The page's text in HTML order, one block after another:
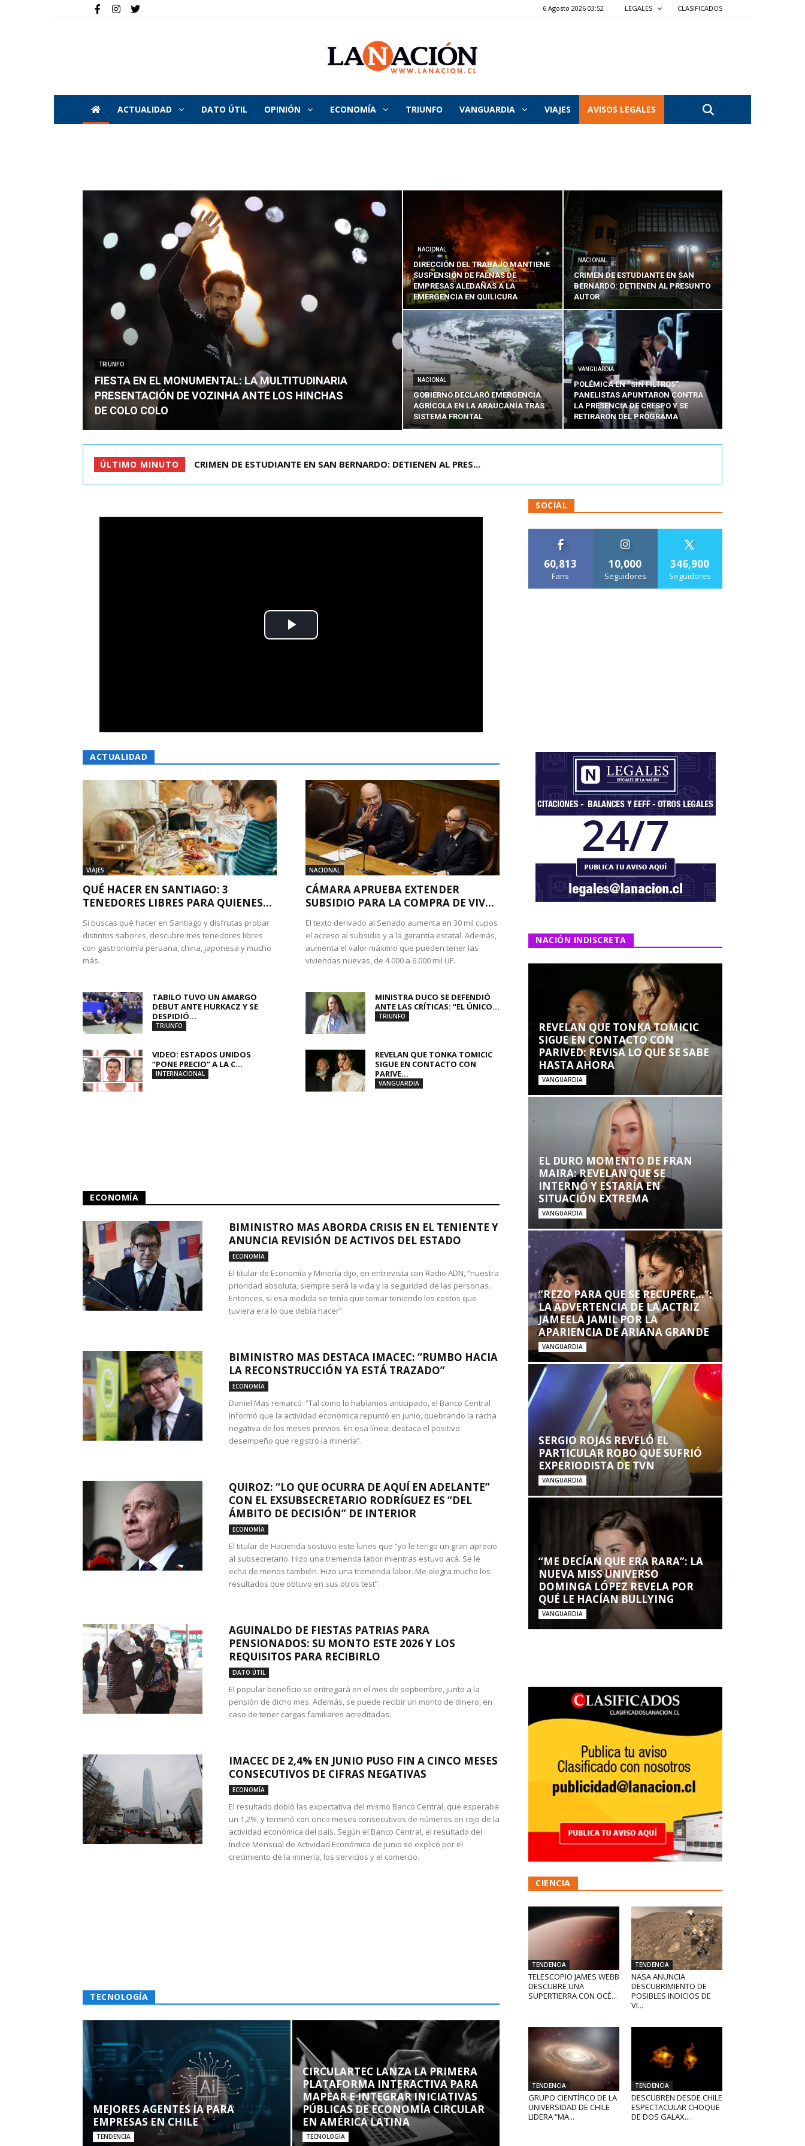
6 Agosto 2026 03:52 LEGALES CLASIFICADOS
La
Nación
ACTUALIDAD DATO ÚTIL OPINIÓN ECONOMÍA TRIUNFO VANGUARDIA VIAJES AVISOS LEGALES
TRIUNFO
FIESTA EN EL MONUMENTAL: LA MULTITUDINARIA
PRESENTACIÓN DE VOZINHA ANTE LOS HINCHAS
DE COLO COLO
NACIONAL
DIRECCIÓN DEL TRABAJO MANTIENE
SUSPENSIÓN DE FAENAS DE
EMPRESAS ALEDAÑAS A LA
EMERGENCIA EN QUILICURA
NACIONAL
CRIMEN DE ESTUDIANTE EN SAN
BERNARDO: DETIENEN AL PRESUNTO
AUTOR
NACIONAL
GOBIERNO DECLARÓ EMERGENCIA
AGRÍCOLA EN LA ARAUCANÍA TRAS
SISTEMA FRONTAL
VANGUARDIA
POLÉMICA EN “SIN FILTROS”:
PANELISTAS APUNTARON CONTRA
LA PRESENCIA DE CRESPO Y SE
RETIRARON DEL PROGRAMA
ÚLTIMO MINUTO CRIMEN DE ESTUDIANTE EN SAN BERNARDO: DETIENEN AL PRES...
ACTUALIDAD
VIAJES
QUÉ HACER EN SANTIAGO: 3
TENEDORES LIBRES PARA QUIENES...
Si buscas qué hacer en Santiago y disfrutas probar
distintos sabores, descubre tres tenedores libres
con gastronomía peruana, china, japonesa y mucho
más.
NACIONAL
CÁMARA APRUEBA EXTENDER
SUBSIDIO PARA LA COMPRA DE VIV...
El texto derivado al Senado aumenta en 30 mil cupos
el acceso al subsidio y a la garantía estatal. Además,
aumenta el valor máximo que pueden tener las
viviendas nuevas, de 4.000 a 6.000 mil UF.
TABILO TUVO UN AMARGO
DEBUT ANTE HURKACZ Y SE
DESPIDIÓ...
TRIUNFO
MINISTRA DUCO SE DEFENDIÓ
ANTE LAS CRÍTICAS: “EL ÚNICO...
TRIUNFO
VIDEO: ESTADOS UNIDOS
“PONE PRECIO” A LA C...
INTERNACIONAL
REVELAN QUE TONKA TOMICIC
SIGUE EN CONTACTO CON
PARIVE...
VANGUARDIA
ECONOMÍA
BIMINISTRO MAS ABORDA CRISIS EN EL TENIENTE Y
ANUNCIA REVISIÓN DE ACTIVOS DEL ESTADO
ECONOMÍA
El titular de Economía y Minería dijo, en entrevista con Radio ADN, “nuestra
prioridad absoluta, siempre será la vida y la seguridad de las personas.
Entonces, si esa medida se tenía que tomar teniendo los costos que
tuviera era lo que debía hacer”.
BIMINISTRO MAS DESTACA IMACEC: “RUMBO HACIA
LA RECONSTRUCCIÓN YA ESTÁ TRAZADO”
ECONOMÍA
Daniel Mas remarcó: “Tal como lo habíamos anticipado, el Banco Central
informó que la actividad económica repuntó en junio, quebrando la racha
negativa de los meses previos. En esa línea, destaca el positivo
desempeño que registró la minería”.
QUIROZ: “LO QUE OCURRA DE AQUÍ EN ADELANTE”
CON EL EXSUBSECRETARIO RODRÍGUEZ ES “DEL
ÁMBITO DE DECISIÓN” DE INTERIOR
ECONOMÍA
El titular de Hacienda sostuvo este lunes que “yo le tengo un gran aprecio
al subsecretario. Hizo una tremenda labor mientras estuvo acá. Se le
echa de menos también. Hizo una tremenda labor. Me alegra mucho los
resultados que obtuvo en sus otros test”.
AGUINALDO DE FIESTAS PATRIAS PARA
PENSIONADOS: SU MONTO ESTE 2026 Y LOS
REQUISITOS PARA RECIBIRLO
DATO ÚTIL
El popular beneficio se entregará en el mes de septiembre, junto a la
pensión de dicho mes. Además, se puede recibir un monto de dinero, en
caso de tener cargas familiares acreditadas.
IMACEC DE 2,4% EN JUNIO PUSO FIN A CINCO MESES
CONSECUTIVOS DE CIFRAS NEGATIVAS
ECONOMÍA
El resultado dobló las expectativa del mismo Banco Central, que esperaba
un 1,2%, y terminó con cinco meses consecutivos de números en rojo de la
actividad económica del país. Según el Banco Central, el resultado del
Índice Mensual de Actividad Económica de junio se explicó por el
crecimiento de la minería, los servicios y el comercio.
TECNOLOGÍA
MEJORES AGENTES IA PARA
EMPRESAS EN CHILE
TENDENCIA
CIRCULARTEC LANZA LA PRIMERA
PLATAFORMA INTERACTIVA PARA
MAPEAR E INTEGRAR INICIATIVAS
PÚBLICAS DE ECONOMÍA CIRCULAR
EN AMÉRICA LATINA
TECNOLOGÍA
SOCIAL
60,813
Fans
10,000
Seguidores
346,900
Seguidores
NACIÓN INDISCRETA
REVELAN QUE TONKA TOMICIC
SIGUE EN CONTACTO CON
PARIVED: REVISA LO QUE SE SABE
HASTA AHORA
VANGUARDIA
EL DURO MOMENTO DE FRAN
MAIRA: REVELAN QUE SE
INTERNÓ Y ESTARÍA EN
SITUACIÓN EXTREMA
VANGUARDIA
“REZO PARA QUE SE RECUPERE…”:
LA ADVERTENCIA DE LA ACTRIZ
JAMEELA JAMIL POR LA
APARIENCIA DE ARIANA GRANDE
VANGUARDIA
SERGIO ROJAS REVELÓ EL
PARTICULAR ROBO QUE SUFRIÓ
EXPERIODISTA DE TVN
VANGUARDIA
“ME DECÍAN QUE ERA RARA”: LA
NUEVA MISS UNIVERSO
DOMINGA LÓPEZ REVELA POR
QUÉ LE HACÍAN BULLYING
VANGUARDIA
CIENCIA
TENDENCIA
TELESCOPIO JAMES WEBB
DESCUBRE UNA
SUPERTIERRA CON OCÉ...
TENDENCIA
NASA ANUNCIA
DESCUBRIMIENTO DE
POSIBLES INDICIOS DE
VI...
TENDENCIA
GRUPO CIENTÍFICO DE LA
UNIVERSIDAD DE CHILE
LIDERA “MA...
TENDENCIA
DESCUBREN DESDE CHILE
ESPECTACULAR CHOQUE
DE DOS GALAX...